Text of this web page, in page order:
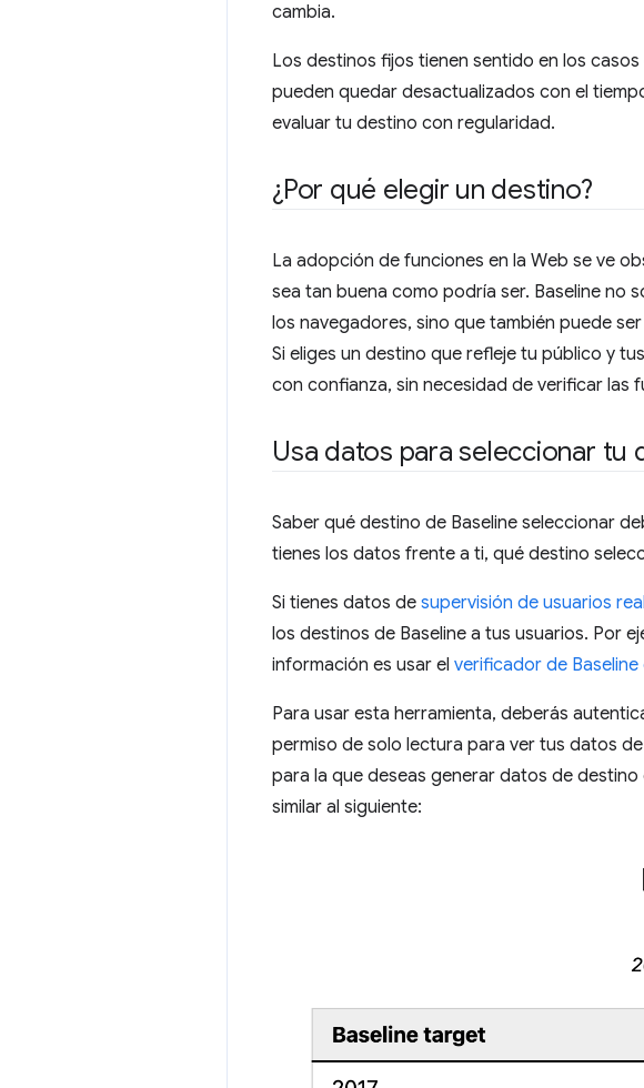
cambia.
Los destinos fijos tienen sentido en los
pueden quedar desactualizados con el
evaluar tu destino con regularidad.
¿Por qué elegir un destino?
La adopción de funciones en la Web se ve
sea tan buena como podría ser. Baseline no
los navegadores, sino que también puede
Si eliges un destino que refleje tu público y
con confianza, sin necesidad de verificar las
Usa datos para seleccionar tu
Saber qué destino de Baseline seleccionar
tienes los datos frente a ti, qué destino
Si tienes datos de supervisión de usuarios
los destinos de Baseline a tus usuarios. Por
información es usar el verificador de
Para usar esta herramienta, deberás
permiso de solo lectura para ver tus datos
para la que deseas generar datos de
similar al siguiente: